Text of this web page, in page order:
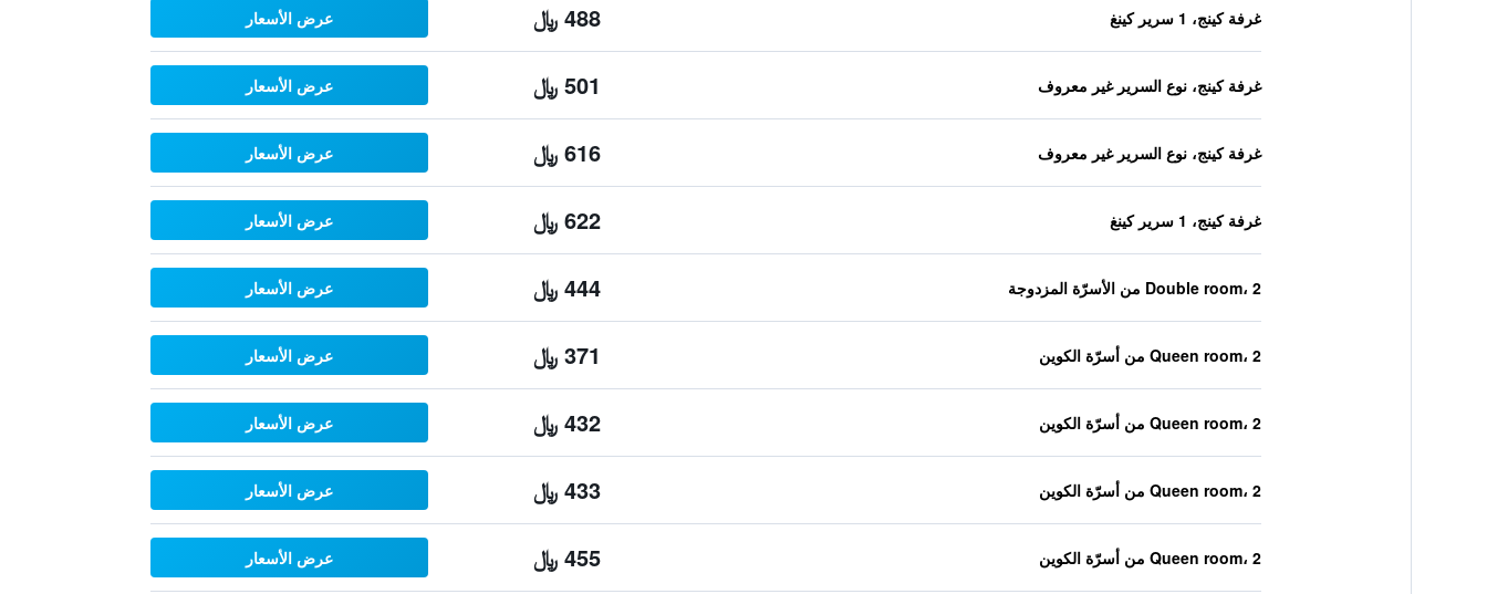
غرفة كينج، 1 سرير كينغ 488 ﷼ عرض الأسعار
غرفة كينج، نوع السرير غير معروف 501 ﷼ عرض الأسعار
غرفة كينج، نوع السرير غير معروف 616 ﷼ عرض الأسعار
غرفة كينج، 1 سرير كينغ 622 ﷼ عرض الأسعار
Double room، 2 من الأسرّة المزدوجة 444 ﷼ عرض الأسعار
Queen room، 2 من أسرّة الكوين 371 ﷼ عرض الأسعار
Queen room، 2 من أسرّة الكوين 432 ﷼ عرض الأسعار
Queen room، 2 من أسرّة الكوين 433 ﷼ عرض الأسعار
Queen room، 2 من أسرّة الكوين 455 ﷼ عرض الأسعار